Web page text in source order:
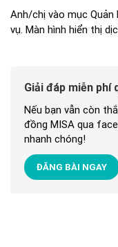
Anh/chị vào mục
vụ. Màn hình hiển thị
Giải đáp miễn phí
Nếu bạn vẫn còn
đồng MISA qua
nhanh chóng!
ĐĂNG BÀI NGAY